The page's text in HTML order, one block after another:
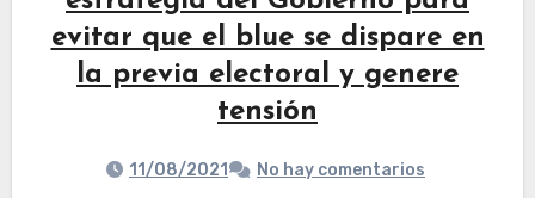
evitar que el blue se dispare en
la previa electoral y genere
tensión
11/08/2021 No hay comentarios